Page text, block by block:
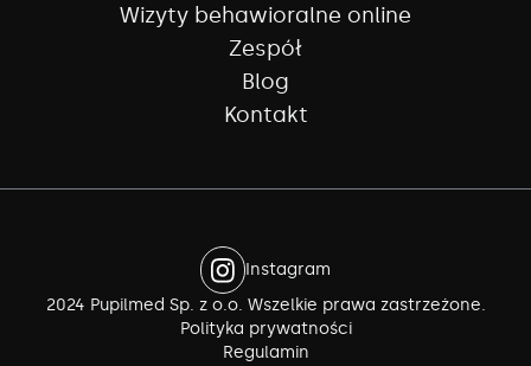
Wizyty behawioralne online
Zespół
Blog
Kontakt
Instagram
2024 Pupilmed Sp. z o.o. Wszelkie prawa zastrzeżone.
Polityka prywatności
Regulamin